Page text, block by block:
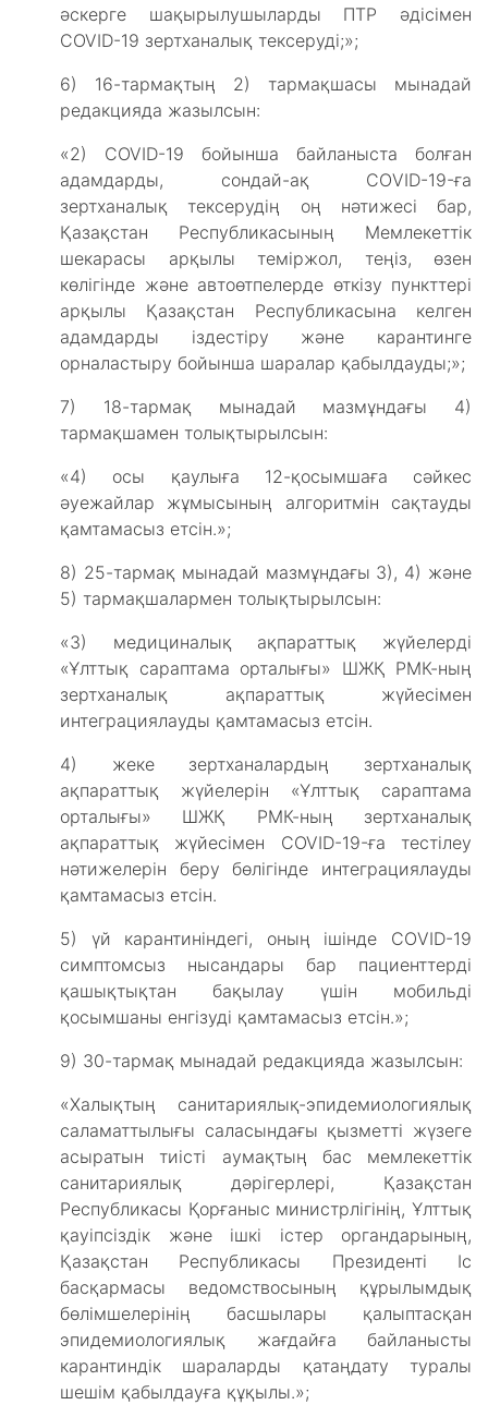
әскерге шақырылушыларды ПТР әдісімен
COVID-19 зертханалық тексеруді;»;
6) 16-тармақтың 2) тармақшасы мынадай
редакцияда жазылсын:
«2) COVID-19 бойынша байланыста болған
адамдарды, сондай-ақ CОVID-19-ға
зертханалық тексерудің оң нәтижесі бар,
Қазақстан Республикасының Мемлекеттік
шекарасы арқылы теміржол, теңіз, өзен
көлігінде және автоөтпелерде өткізу пункттері
арқылы Қазақстан Республикасына келген
адамдарды іздестіру және карантинге
орналастыру бойынша шаралар қабылдауды;»;
7) 18-тармақ мынадай мазмұндағы 4)
тармақшамен толықтырылсын:
«4) осы қаулыға 12-қосымшаға сәйкес
әуежайлар жұмысының алгоритмін сақтауды
қамтамасыз етсін.»;
8) 25-тармақ мынадай мазмұндағы 3), 4) және
5) тармақшалармен толықтырылсын:
«3) медициналық ақпараттық жүйелерді
«Ұлттық сараптама орталығы» ШЖҚ РМК-ның
зертханалық ақпараттық жүйесімен
интеграциялауды қамтамасыз етсін.
4) жеке зертханалардың зертханалық
ақпараттық жүйелерін «Ұлттық сараптама
орталығы» ШЖҚ РМК-ның зертханалық
ақпараттық жүйесімен COVID-19-ға тестілеу
нәтижелерін беру бөлігінде интеграциялауды
қамтамасыз етсін.
5) үй карантиніндегі, оның ішінде СОVID-19
симптомсыз нысандары бар пациенттерді
қашықтықтан бақылау үшін мобильді
қосымшаны енгізуді қамтамасыз етсін.»;
9) 30-тармақ мынадай редакцияда жазылсын:
«Халықтың санитариялық-эпидемиологиялық
саламаттылығы саласындағы қызметті жүзеге
асыратын тиісті аумақтың бас мемлекеттік
санитариялық дәрігерлері, Қазақстан
Республикасы Қорғаныс министрлігінің, Ұлттық
қауіпсіздік және ішкі істер органдарының,
Қазақстан Республикасы Президенті Іс
басқармасы ведомствосының құрылымдық
бөлімшелерінің басшылары қалыптасқан
эпидемиологиялық жағдайға байланысты
карантиндік шараларды қатаңдату туралы
шешім қабылдауға құқылы.»;